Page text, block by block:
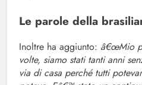
Le parole della
Inoltre ha aggiunto: â€œMio
volte, siamo stati tanti anni
via di casa perché tutti